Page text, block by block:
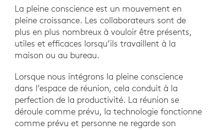
La pleine conscience est un mouvement en
pleine croissance. Les collaborateurs sont de
plus en plus nombreux à vouloir être présents,
utiles et efficaces lorsqu’ils travaillent à la
maison ou au bureau.
Lorsque nous intégrons la pleine conscience
dans l’espace de réunion, cela conduit à la
perfection de la productivité. La réunion se
déroule comme prévu, la technologie fonctionne
comme prévu et personne ne regarde son